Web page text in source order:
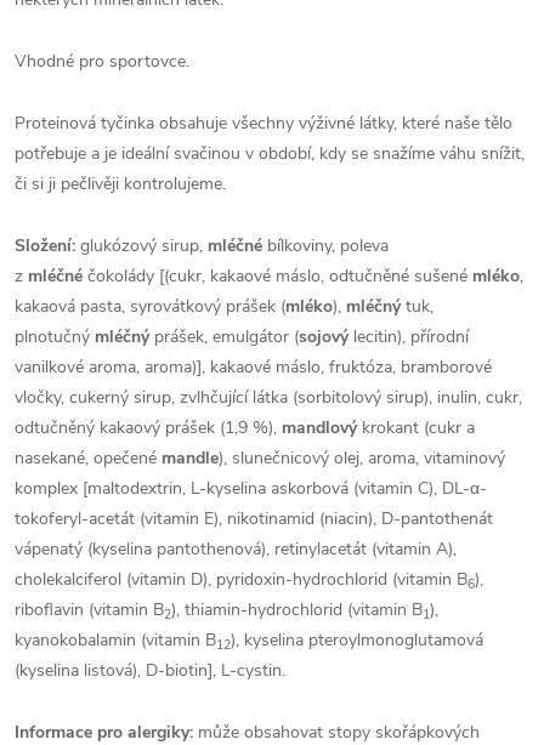
Vhodné pro sportovce.
Proteinová tyčinka obsahuje všechny výživné látky, které naše tělo
potřebuje a je ideální svačinou v období, kdy se snažíme váhu snížit,
či si ji pečlivěji kontrolujeme.
Složení: glukózový sirup, mléčné bílkoviny, poleva
z mléčné čokolády [(cukr, kakaové máslo, odtučněné sušené mléko,
kakaová pasta, syrovátkový prášek (mléko), mléčný tuk,
plnotučný mléčný prášek, emulgátor (sojový lecitin), přírodní
vanilkové aroma, aroma)], kakaové máslo, fruktóza, bramborové
vločky, cukerný sirup, zvlhčující látka (sorbitolový sirup), inulin, cukr,
odtučněný kakaový prášek (1,9 %), mandlový krokant (cukr a
nasekané, opečené mandle), slunečnicový olej, aroma, vitaminový
komplex [maltodextrin, L-kyselina askorbová (vitamin C), DL-α-
tokoferyl-acetát (vitamin E), nikotinamid (niacin), D-pantothenát
vápenatý (kyselina pantothenová), retinylacetát (vitamin A),
cholekalciferol (vitamin D), pyridoxin-hydrochlorid (vitamin B6),
riboflavin (vitamin B2), thiamin-hydrochlorid (vitamin B1),
kyanokobalamin (vitamin B12), kyselina pteroylmonoglutamová
(kyselina listová), D-biotin], L-cystin.
Informace pro alergiky: může obsahovat stopy skořápkových